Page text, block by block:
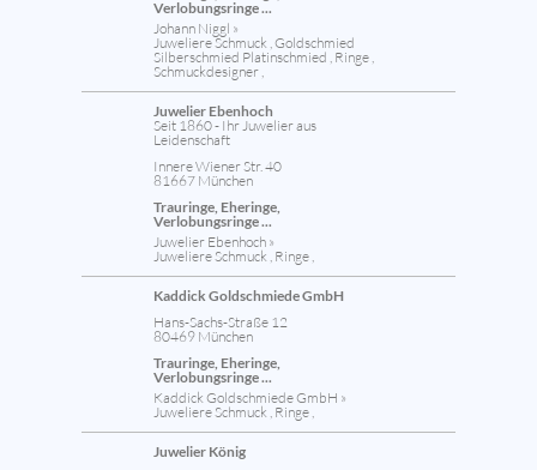
Verlobungsringe ...
Johann Niggl »
Juweliere Schmuck , Goldschmied
Silberschmied Platinschmied , Ringe ,
Schmuckdesigner ,
Juwelier Ebenhoch
Seit 1860 - Ihr Juwelier aus
Leidenschaft
Innere Wiener Str. 40
81667 München
Trauringe, Eheringe,
Verlobungsringe ...
Juwelier Ebenhoch »
Juweliere Schmuck , Ringe ,
Kaddick Goldschmiede GmbH
Hans-Sachs-Straße 12
80469 München
Trauringe, Eheringe,
Verlobungsringe ...
Kaddick Goldschmiede GmbH »
Juweliere Schmuck , Ringe ,
Juwelier König